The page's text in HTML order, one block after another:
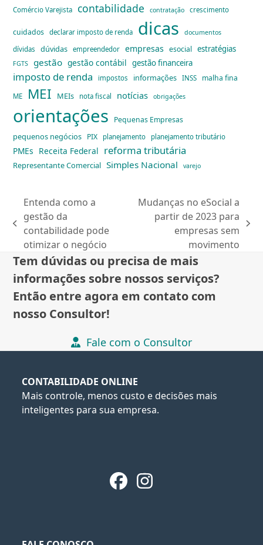
Comércio Varejista
contabilidade contratação crescimento
cuidados declarar imposto de renda dicas documentos
dívidas dúvidas empreendedor empresas esocial estratégias
FGTS gestão gestão contábil gestão financeira
imposto de renda impostos informações INSS malha fina
ME MEI MEIs nota fiscal notícias obrigações
orientações Pequenas Empresas
pequenos negócios PIX planejamento planejamento tributário
PMEs Receita Federal reforma tributária
Representante Comercial Simples Nacional varejo
previous
post:
Entenda como a
gestão da
contabilidade pode
otimizar o negócio
Mudanças no eSocial a
partir de 2023 para
empresas sem
movimento
Tem dúvidas ou precisa de mais
informações sobre nossos serviços?
Então entre agora em contato com
nosso Consultor!
Fale com o Consultor
CONTABILIDADE ONLINE
Mais controle, menos custo e decisões mais
inteligentes para sua empresa.
Facebook
Instagram